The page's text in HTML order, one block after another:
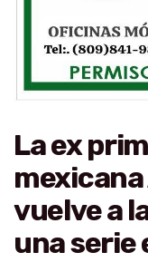
La ex
vuelve a
una serie